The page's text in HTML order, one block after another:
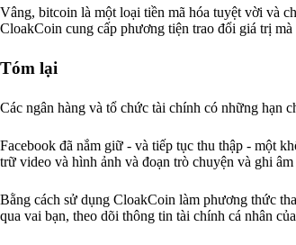
Vâng, bitcoin là một loại tiền mã hóa tuyệt vời và
CloakCoin cung cấp phương tiện trao đổi giá trị
Tóm lại
Các ngân hàng và tổ chức tài chính có những hạn
Facebook đã nắm giữ - và tiếp tục thu thập - một
trữ video và hình ảnh và đoạn trò chuyện và ghi
Bằng cách sử dụng CloakCoin làm phương thức
qua vai bạn, theo dõi thông tin tài chính cá nhân